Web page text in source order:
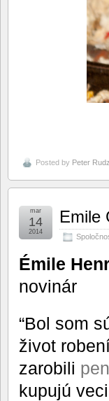
Posted by Peter
Emile
mar
14
2014
Émile
novinár
“Bol som
život
zarobili
kupujú